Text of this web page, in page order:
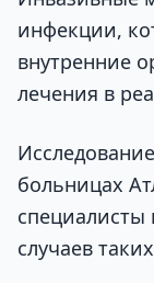
инфекции,
внутренние
лечения в
больницах
случаев